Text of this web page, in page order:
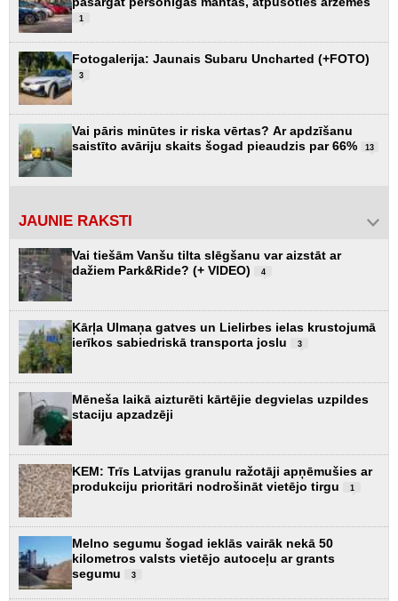
1
Fotogalerija: Jaunais Subaru Uncharted (+FOTO)
3
Vai pāris minūtes ir riska vērtas? Ar apdzīšanu
saistīto avāriju skaits šogad pieaudzis par 66%
13
JAUNIE RAKSTI
Vai tiešām Vanšu tilta slēgšanu var aizstāt ar
dažiem Park&Ride? (+ VIDEO)
4
Kārļa Ulmaņa gatves un Lielirbes ielas krustojumā
ierīkos sabiedriskā transporta joslu
3
Mēneša laikā aizturēti kārtējie degvielas uzpildes
staciju apzadzēji
KEM: Trīs Latvijas granulu ražotāji apņēmušies ar
produkciju prioritāri nodrošināt vietējo tirgu
1
Melno segumu šogad ieklās vairāk nekā 50
kilometros valsts vietējo autoceļu ar grants
segumu
3